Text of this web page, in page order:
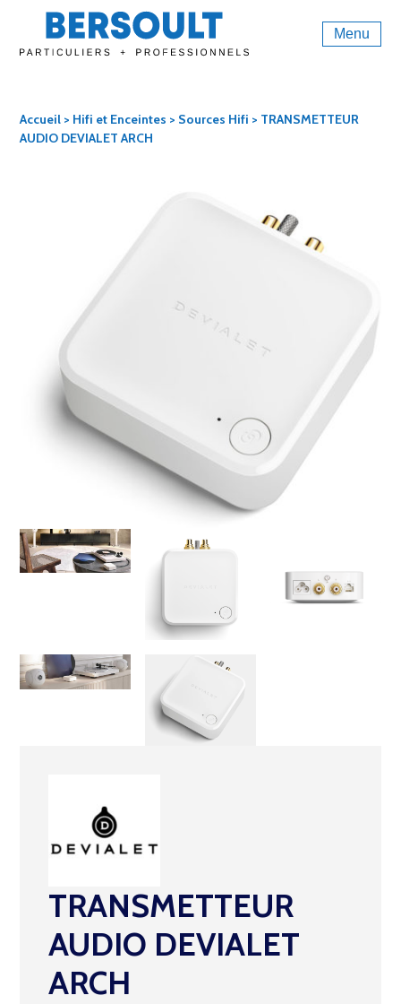
Menu
Accueil > Hifi et Enceintes > Sources Hifi > TRANSMETTEUR
AUDIO DEVIALET ARCH
TRANSMETTEUR
AUDIO DEVIALET
ARCH